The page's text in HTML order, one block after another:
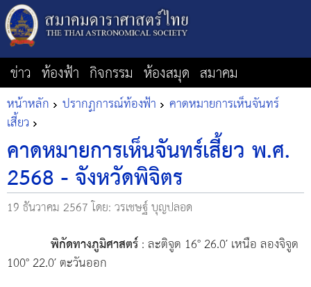
ข่าว ท้องฟ้า กิจกรรม ห้องสมุด สมาคม
หน้าหลัก ปรากฏการณ์ท้องฟ้า คาดหมายการเห็นจันทร์
เสี้ยว
คาดหมายการเห็นจันทร์เสี้ยว พ.ศ.
2568 - จังหวัดพิจิตร
19 ธันวาคม 2567โดย: วรเชษฐ์ บุญปลอด
พิกัดทางภูมิศาสตร์: ละติจูด 16° 26.0′ เหนือ ลองจิจูด
100° 22.0′ ตะวันออก